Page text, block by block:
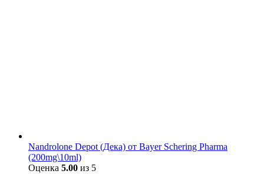
Nandrolone Depot (Дека) от Bayer Schering Pharma
(200mg\10ml)
Оценка 5.00 из 5